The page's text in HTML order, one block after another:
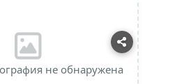
не обнаружена